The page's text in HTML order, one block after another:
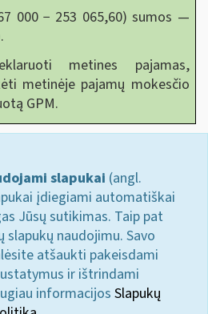
000 − 253 065,60) sumos —
metines pajamas,
metinėje pajamų mokesčio
GPM.
slapukai (angl.
įdiegiami automatiškai
Jūsų sutikimas. Taip pat
naudojimu. Savo
atšaukti pakeisdami
ir ištrindami
informacijos Slapukų